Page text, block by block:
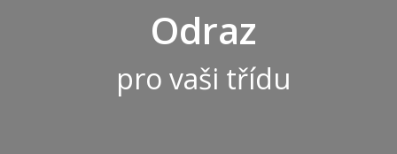
Odraz
pro vaši třídu